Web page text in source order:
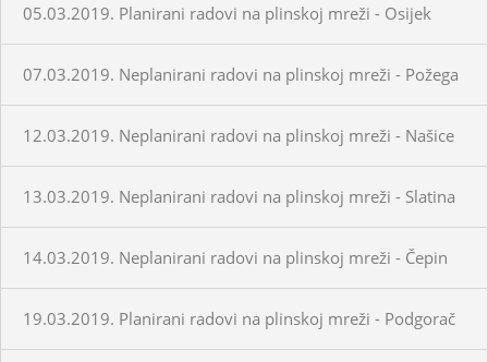
05.03.2019. Planirani radovi na plinskoj mreži - Osijek
07.03.2019. Neplanirani radovi na plinskoj mreži - Požega
12.03.2019. Neplanirani radovi na plinskoj mreži - Našice
13.03.2019. Neplanirani radovi na plinskoj mreži - Slatina
14.03.2019. Neplanirani radovi na plinskoj mreži - Čepin
19.03.2019. Planirani radovi na plinskoj mreži - Podgorač